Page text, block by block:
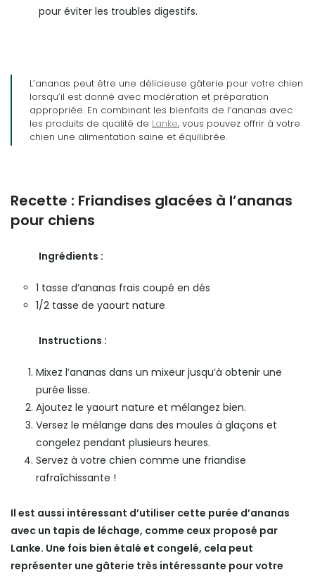
pour éviter les troubles digestifs.
L’ananas peut être une délicieuse gâterie pour votre chien
lorsqu’il est donné avec modération et préparation
appropriée. En combinant les bienfaits de l’ananas avec
les produits de qualité de Lanke, vous pouvez offrir à votre
chien une alimentation saine et équilibrée.
Recette : Friandises glacées à l’ananas
pour chiens
Ingrédients :
1 tasse d’ananas frais coupé en dés
1/2 tasse de yaourt nature
Instructions :
Mixez l’ananas dans un mixeur jusqu’à obtenir une
purée lisse.
Ajoutez le yaourt nature et mélangez bien.
Versez le mélange dans des moules à glaçons et
congelez pendant plusieurs heures.
Servez à votre chien comme une friandise
rafraîchissante !
Il est aussi intéressant d’utiliser cette purée d’ananas
avec un tapis de léchage, comme ceux proposé par
Lanke. Une fois bien étalé et congelé, cela peut
représenter une gâterie très intéressante pour votre